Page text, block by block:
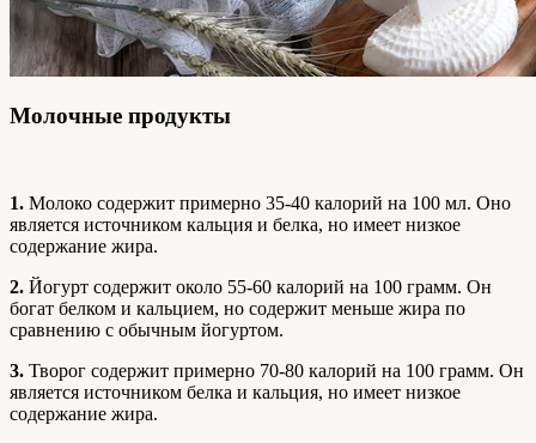
Молочные продукты
1. Молоко содержит примерно 35-40 калорий на 100 мл. Оно
является источником кальция и белка, но имеет низкое
содержание жира.
2. Йогурт содержит около 55-60 калорий на 100 грамм. Он
богат белком и кальцием, но содержит меньше жира по
сравнению с обычным йогуртом.
3. Творог содержит примерно 70-80 калорий на 100 грамм. Он
является источником белка и кальция, но имеет низкое
содержание жира.